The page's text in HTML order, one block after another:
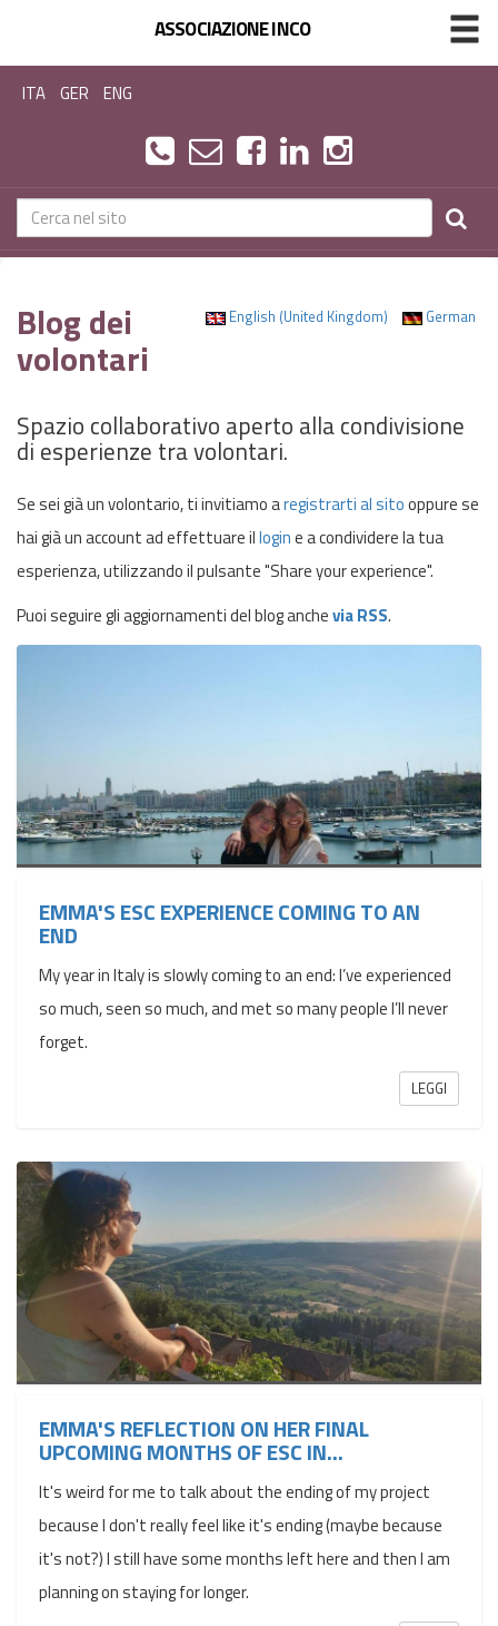
ASSOCIAZIONE INCO
ITA GER ENG
English (United Kingdom) German
Blog dei
volontari
Spazio collaborativo aperto alla condivisione
di esperienze tra volontari.
Se sei già un volontario, ti invitiamo aregistrarti al sitooppure se
hai già un account ad effettuare illogine a condividere la tua
esperienza, utilizzando il pulsante "Share your experience".
Puoi seguire gli aggiornamenti del blog anchevia RSS.
EMMA'S ESC EXPERIENCE COMING TO AN
END
My year in Italy is slowly coming to an end: I’ve experienced
so much, seen so much, and met so many people I’ll never
forget.
LEGGI
EMMA'S REFLECTION ON HER FINAL
UPCOMING MONTHS OF ESC IN...
It's weird for me to talk about the ending of my project
because I don't really feel like it's ending (maybe because
it's not?) I still have some months left here and then I am
planning on staying for longer.